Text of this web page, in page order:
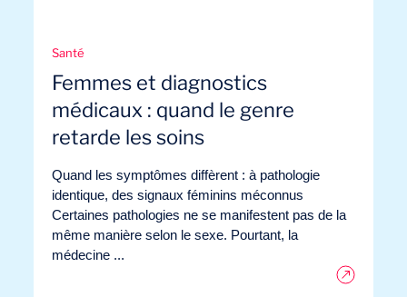
Santé
Femmes et diagnostics
médicaux : quand le genre
retarde les soins
Quand les symptômes diffèrent : à pathologie
identique, des signaux féminins méconnus
Certaines pathologies ne se manifestent pas de la
même manière selon le sexe. Pourtant, la
médecine ...